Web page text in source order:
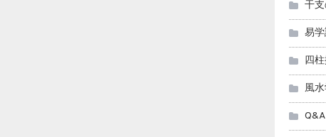
干
易
四
風
Q&A